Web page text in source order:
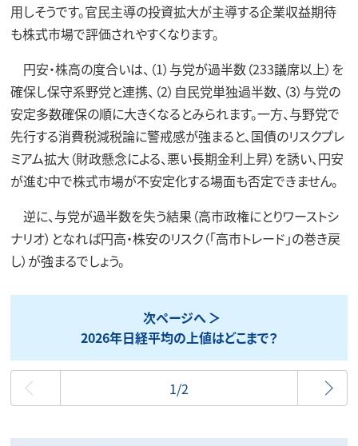
用しそうです。官民主導の投資拡大が主導する企業収益期待
も株式市場で評価されやすくなります。
円安・株高の度合いは、（1）与党が過半数（233議席以上）を
確保し保守系野党と連携、（2）自民党単独過半数、（3）与党の
安定多数確保の順に大きくなるとみられます。一方、与野党で
先行する消費税減税論に警戒感が強まると、国債のリスクプレ
ミアム拡大（財政懸念による、悪い長期金利上昇）を誘い、円安
が進む中で株式市場が不安定化する場面も否定できません。
逆に、与党が過半数を失う結果（高市政権にとりワーストシ
ナリオ）となれば円高・株安のリスク（「高市トレード」の巻き戻
し）が強まるでしょう。
次ページへ
2026年日経平均の上値はどこまで？
最初
1/2